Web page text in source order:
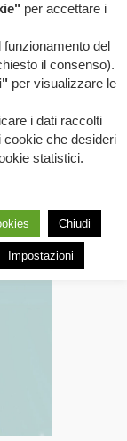
su
Avvoltoi
per accettare i
del
il consenso).
per visualizzare le
i dati raccolti
cookie che desideri
statistici.
Chiudi
Impostazioni